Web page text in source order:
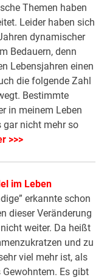
Themen haben
Leider haben sich
dynamischer
Bedauern, denn
Lebensjahren einen
die folgende Zahl
Bestimmte
in meinem Leben
gar nicht mehr so
>>>
im Leben
erkannte schon
dieser Veränderung
weiter. Da heißt
und zu
viel mehr ist, als
Es gibt